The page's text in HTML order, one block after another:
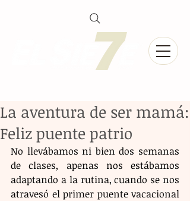
La aventura de ser mamá:
Feliz puente patrio
No llevábamos ni bien dos semanas
de clases, apenas nos estábamos
adaptando a la rutina, cuando se nos
atravesó el primer puente vacacional